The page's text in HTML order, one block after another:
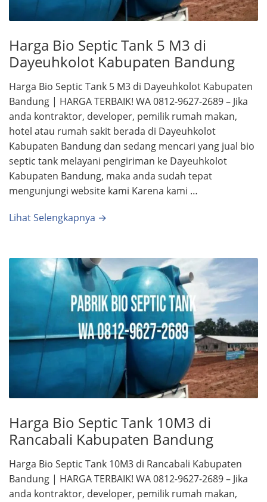
Harga Bio Septic Tank 5 M3 di
Dayeuhkolot Kabupaten Bandung
Harga Bio Septic Tank 5 M3 di Dayeuhkolot Kabupaten
Bandung | HARGA TERBAIK! WA 0812-9627-2689 – Jika
anda kontraktor, developer, pemilik rumah makan,
hotel atau rumah sakit berada di Dayeuhkolot
Kabupaten Bandung dan sedang mencari yang jual bio
septic tank melayani pengiriman ke Dayeuhkolot
Kabupaten Bandung, maka anda sudah tepat
mengunjungi website kami Karena kami …
Lihat Selengkapnya →
Harga Bio Septic Tank 10M3 di
Rancabali Kabupaten Bandung
Harga Bio Septic Tank 10M3 di Rancabali Kabupaten
Bandung | HARGA TERBAIK! WA 0812-9627-2689 – Jika
anda kontraktor, developer, pemilik rumah makan,